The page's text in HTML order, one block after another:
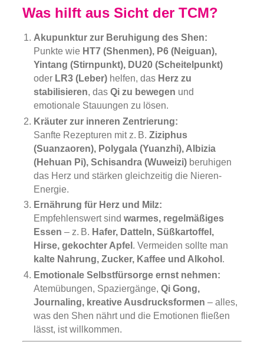
Was hilft aus Sicht der TCM?
Akupunktur zur Beruhigung des Shen:
Punkte wie HT7 (Shenmen), P6 (Neiguan),
Yintang (Stirnpunkt), DU20 (Scheitelpunkt)
oder LR3 (Leber)helfen, das Herz zu
stabilisieren, das Qi zu bewegen und
emotionale Stauungen zu lösen.
Kräuter zur inneren Zentrierung:
Sanfte Rezepturen mit z. B. Ziziphus
(Suanzaoren), Polygala (Yuanzhi), Albizia
(Hehuan Pi), Schisandra (Wuweizi)beruhigen
das Herz und stärken gleichzeitig die Nieren-
Energie.
Ernährung für Herz und Milz:
Empfehlenswert sind warmes, regelmäßiges
Essen – z. B. Hafer, Datteln, Süßkartoffel,
Hirse, gekochter Apfel . Vermeiden sollte man
kalte Nahrung, Zucker, Kaffee und Alkohol .
Emotionale Selbstfürsorge ernst nehmen:
Atemübungen, Spaziergänge, Qi Gong,
Journaling, kreative Ausdrucksformen – alles,
was den Shen nährt und die Emotionen fließen
lässt, ist willkommen.